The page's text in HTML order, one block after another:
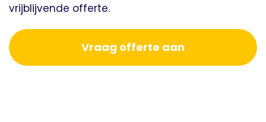
vrijblijvende offerte.
Vraag offerte aan